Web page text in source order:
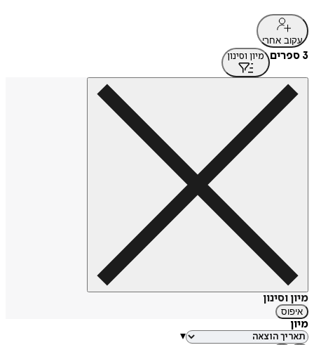
עקוב אחרי
3 ספרים מיון וסינון
מיון וסינון
איפוס
מיון
▾